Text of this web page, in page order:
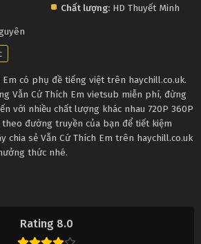
Rating 8.0
Chất lượng: HD Thuyết Minh
Em có phụ đề tiếng việt trên haychill.co.uk.
Vẫn Cứ Thích Em vietsub miễn phí, đừng
với nhiều chất lượng khác nhau 720P 360P
đường truyền của bạn để tiết kiệm
chia sẻ Vẫn Cứ Thích Em trên haychill.co.uk
thức nhé.